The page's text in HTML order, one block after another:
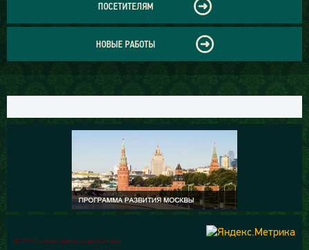
ПОСЕТИТЕЛЯМ
НОВЫЕ РАБОТЫ
© 2015 Галерея Александра Шилова